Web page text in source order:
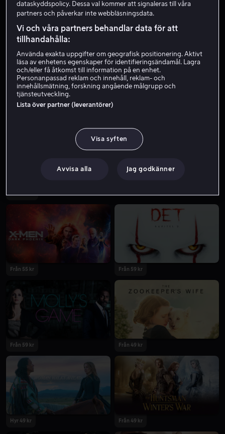
Hyr 49 kr
Från 55 kr Från 59 kr
Från 59 kr Från 49 kr
Hyr 49 kr Från 49 kr
dataskyddspolicy. Dessa val kommer att signaleras till våra
partners och påverkar inte webbläsningsdata.
Vi och våra partners behandlar data för att
tillhandahålla:
Använda exakta uppgifter om geografisk positionering. Aktivt
läsa av enhetens egenskaper för identifieringsändamål. Lagra
och/eller få åtkomst till information på en enhet.
Personanpassad reklam och innehåll, reklam- och
innehållsmätning, forskning angående målgrupp och
tjänsteutveckling.
Lista över partner (leverantörer)
Visa syften
Avvisa alla Jag godkänner